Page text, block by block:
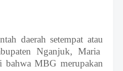
daerah setempat atau
Nganjuk, Maria
bahwa MBG merupakan